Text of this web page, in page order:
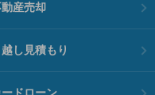
産売却
し見積もり